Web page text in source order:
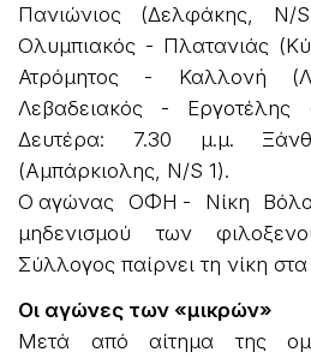
Πανιώνιος (Δελφάκης,
Ολυμπιακός - Πλατανιάς
Ατρόμητος - Καλλονή
Λεβαδειακός -
Δευτέρα: 7.30 μ.μ.
(Αμπάρκιολης, N/S 1).
Ο αγώνας ΟΦΗ - Νίκη
μηδενισμού των
Σύλλογος παίρνει τη νίκη
Οι αγώνες των «μικρών»
Μετά από αίτημα της